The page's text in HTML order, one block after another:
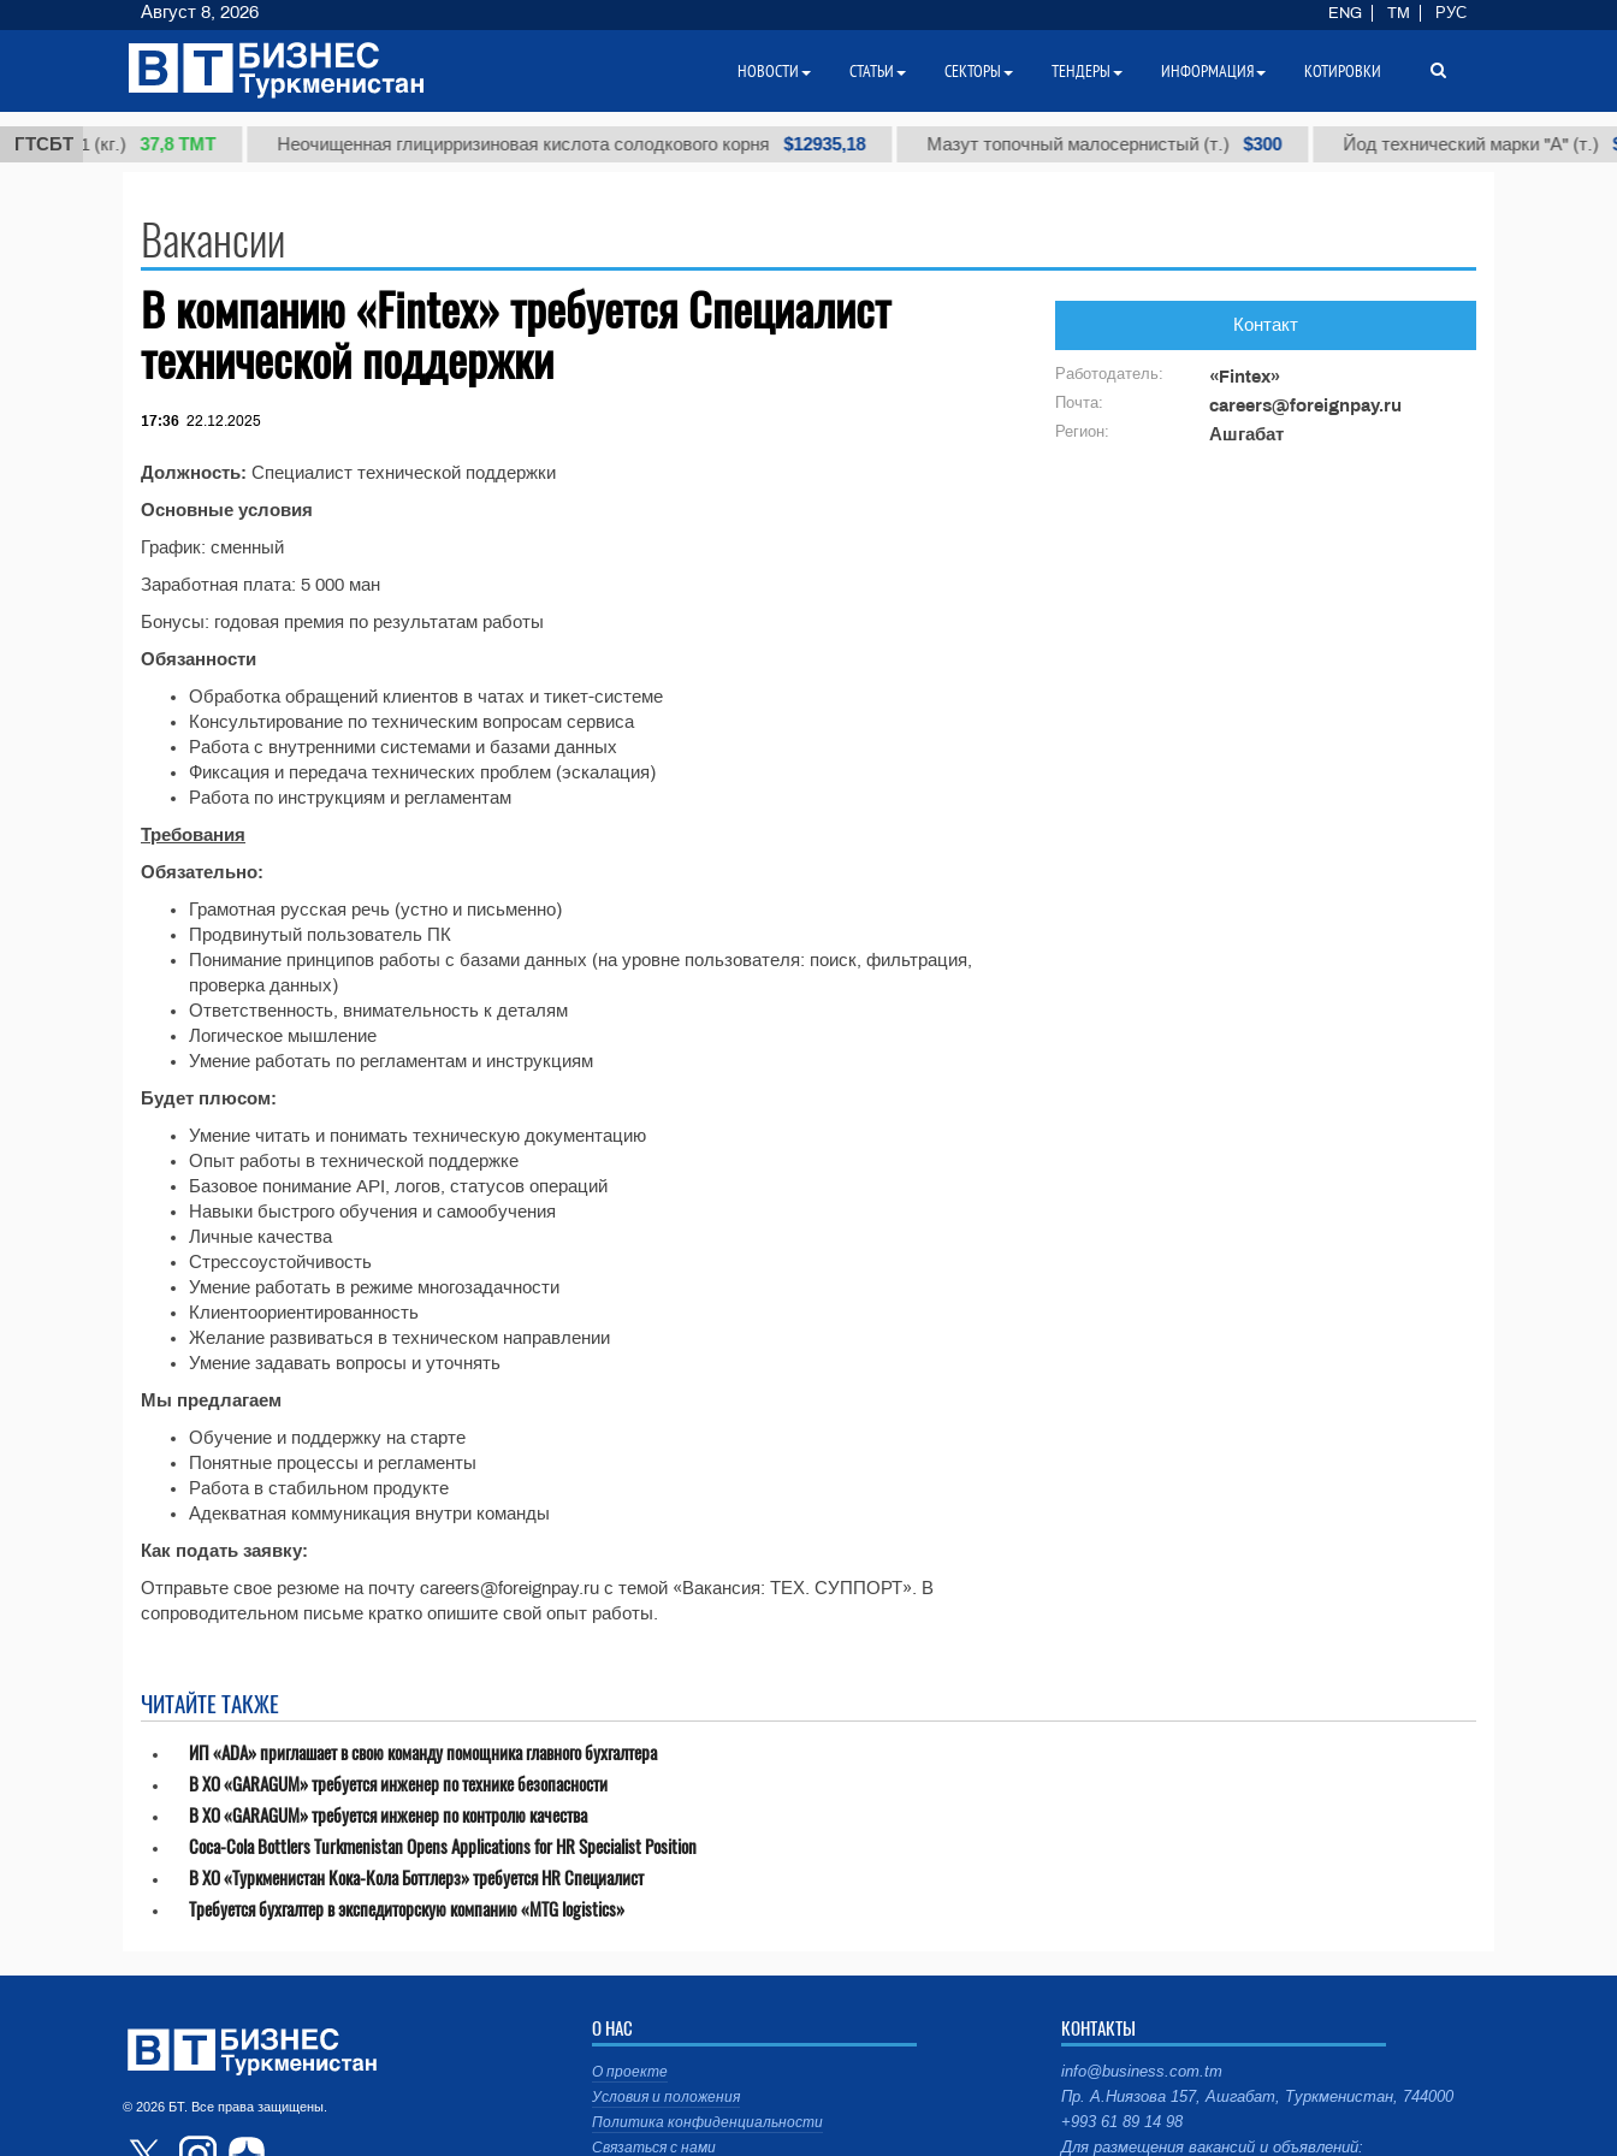
ГТСБТ
сорт 1 (кг.) 37,8 ТМТ Неочищенная глицирризиновая кислота солодкового корня $12935,18 Мазут топочный малосернистый (т.) $300 Йод технический марки "А" (т.)
Вакансии
В компанию «Fintex» требуется Специалист
технической поддержки
17:36 22.12.2025
Должность: Специалист технической поддержки
Основные условия
График: сменный
Заработная плата: 5 000 ман
Бонусы: годовая премия по результатам работы
Обязанности
Обработка обращений клиентов в чатах и тикет-системе
Консультирование по техническим вопросам сервиса
Работа с внутренними системами и базами данных
Фиксация и передача технических проблем (эскалация)
Работа по инструкциям и регламентам
Требования
Обязательно:
Грамотная русская речь (устно и письменно)
Продвинутый пользователь ПК
Понимание принципов работы с базами данных (на уровне пользователя: поиск, фильтрация,
проверка данных)
Ответственность, внимательность к деталям
Логическое мышление
Умение работать по регламентам и инструкциям
Будет плюсом:
Умение читать и понимать техническую документацию
Опыт работы в технической поддержке
Базовое понимание API, логов, статусов операций
Навыки быстрого обучения и самообучения
Личные качества
Стрессоустойчивость
Умение работать в режиме многозадачности
Клиентоориентированность
Желание развиваться в техническом направлении
Умение задавать вопросы и уточнять
Мы предлагаем
Обучение и поддержку на старте
Понятные процессы и регламенты
Работа в стабильном продукте
Адекватная коммуникация внутри команды
Как подать заявку:
Отправьте свое резюме на почту careers@foreignpay.ru с темой «Вакансия: ТЕХ. СУППОРТ». В
сопроводительном письме кратко опишите свой опыт работы.
Контакт
Работодатель: «Fintex»
Почта: careers@foreignpay.ru
Регион: Ашгабат
ЧИТАЙТЕ ТАКЖЕ
ИП «ADA» приглашает в свою команду помощника главного бухгалтера
В ХО «GARAGUM» требуется инженер по технике безопасности
В ХО «GARAGUM» требуется инженер по контролю качества
Coca-Cola Bottlers Turkmenistan Opens Applications for HR Specialist Position
В ХО «Туркменистан Кока-Кола Боттлерз» требуется HR Специалист
Требуется бухгалтер в экспедиторскую компанию «MTG logistics»
© 2026 БТ. Все права защищены.
О НАС
О проекте
Условия и положения
Политика конфиденциальности
Связаться с нами
КОНТАКТЫ
info@business.com.tm
Пр. А.Ниязова 157, Ашгабат, Туркменистан, 744000
+993 61 89 14 98
Для размещения вакансий и объявлений:
Август 8, 2026 ENG TM РУС
НОВОСТИ СТАТЬИ СЕКТОРЫ ТЕНДЕРЫ ИНФОРМАЦИЯ КОТИРОВКИ